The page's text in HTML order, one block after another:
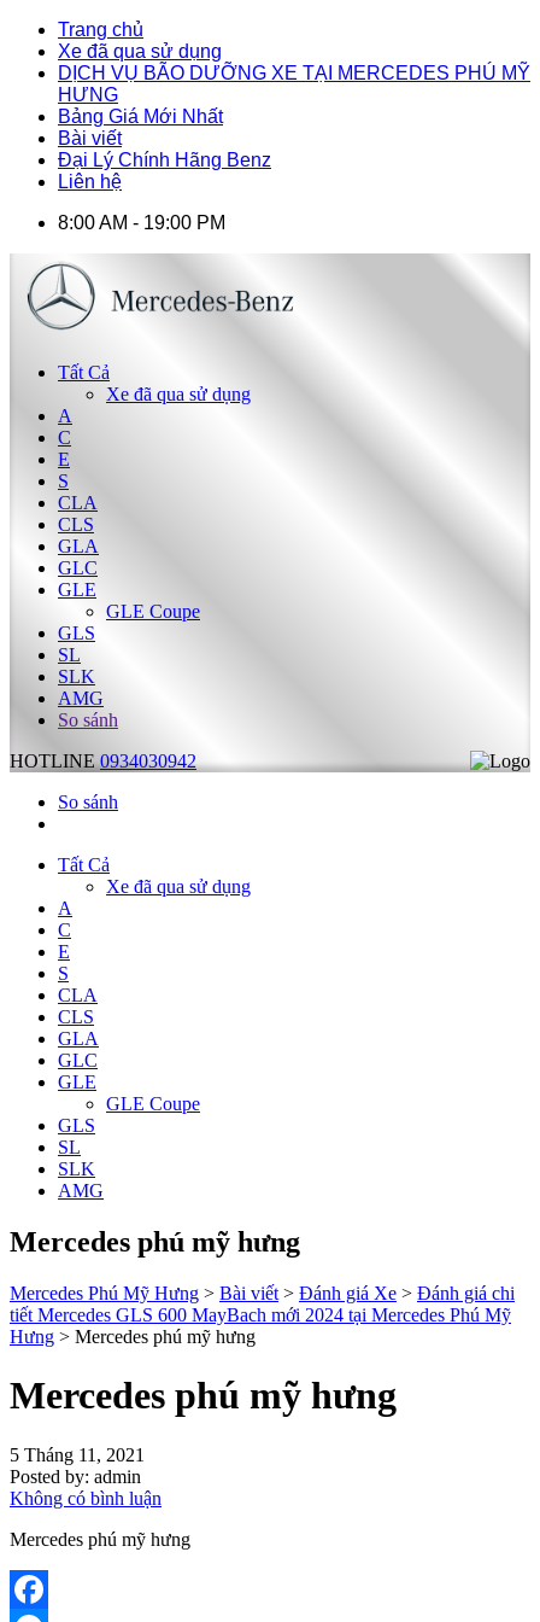
Trang chủ
Xe đã qua sử dụng
DỊCH VỤ BÃO DƯỠNG XE TẠI MERCEDES PHÚ MỸ
HƯNG
Bảng Giá Mới Nhất
Bài viết
Đại Lý Chính Hãng Benz
Liên hệ
8:00 AM - 19:00 PM
Tất Cả
Xe đã qua sử dụng
A
C
E
S
CLA
CLS
GLA
GLC
GLE
GLE Coupe
GLS
SL
SLK
AMG
So sánh
HOTLINE 0934030942
So sánh
Tất Cả
Xe đã qua sử dụng
A
C
E
S
CLA
CLS
GLA
GLC
GLE
GLE Coupe
GLS
SL
SLK
AMG
Mercedes phú mỹ hưng
Mercedes Phú Mỹ Hưng > Bài viết > Đánh giá Xe > Đánh giá chi
tiết Mercedes GLS 600 MayBach mới 2024 tại Mercedes Phú Mỹ
Hưng > Mercedes phú mỹ hưng
Mercedes phú mỹ hưng
5 Tháng 11, 2021
Posted by: admin
Không có bình luận
Mercedes phú mỹ hưng